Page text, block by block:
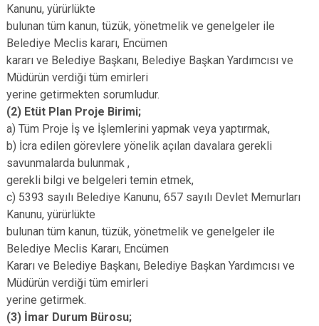
Kanunu, yürürlükte
bulunan tüm kanun, tüzük, yönetmelik ve genelgeler ile
Belediye Meclis kararı, Encümen
kararı ve Belediye Başkanı, Belediye Başkan Yardımcısı ve
Müdürün verdiği tüm emirleri
yerine getirmekten sorumludur.
(2) Etüt Plan Proje Birimi;
a) Tüm Proje İş ve İşlemlerini yapmak veya yaptırmak,
b) İcra edilen görevlere yönelik açılan davalara gerekli
savunmalarda bulunmak ,
gerekli bilgi ve belgeleri temin etmek,
c) 5393 sayılı Belediye Kanunu, 657 sayılı Devlet Memurları
Kanunu, yürürlükte
bulunan tüm kanun, tüzük, yönetmelik ve genelgeler ile
Belediye Meclis Kararı, Encümen
Kararı ve Belediye Başkanı, Belediye Başkan Yardımcısı ve
Müdürün verdiği tüm emirleri
yerine getirmek.
(3) İmar Durum Bürosu;